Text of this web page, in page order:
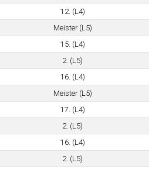
12. (L4)
Meister (L5)
15. (L4)
2. (L5)
16. (L4)
Meister (L5)
17. (L4)
2. (L5)
16. (L4)
2. (L5)